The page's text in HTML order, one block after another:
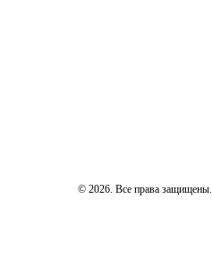
© 2026. Все права защищены.